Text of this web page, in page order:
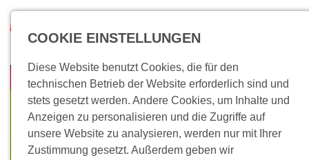
Direkt zum Inhalt
COOKIE EINSTELLUNGEN
Diese Website benutzt Cookies, die für den
technischen Betrieb der Website erforderlich sind und
stets gesetzt werden. Andere Cookies, um Inhalte und
Anzeigen zu personalisieren und die Zugriffe auf
unsere Website zu analysieren, werden nur mit Ihrer
Zustimmung gesetzt. Außerdem geben wir